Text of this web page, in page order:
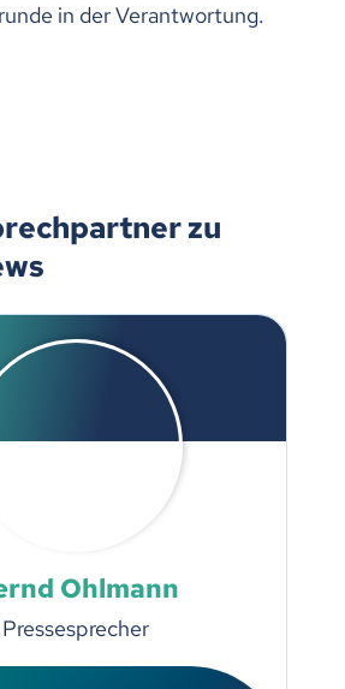
in der Verantwortung.
zu
Ohlmann
Pressesprecher